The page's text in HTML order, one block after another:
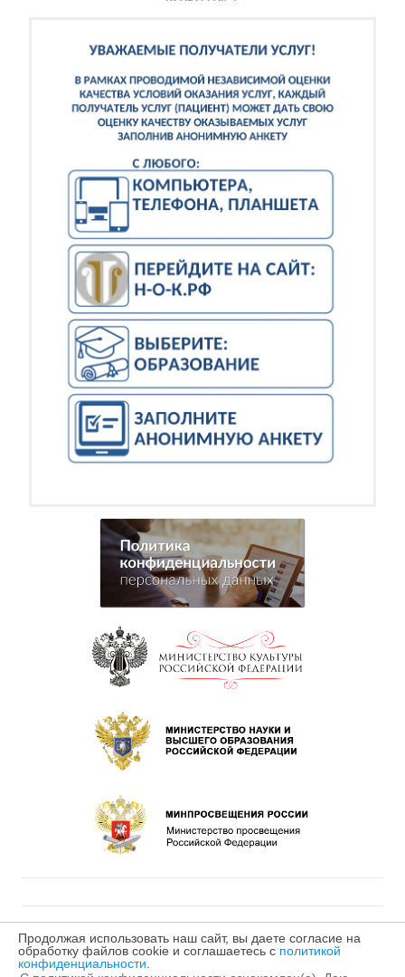
©2025 МБУДО «Детская музыкальная школа № 2»
Продолжая использовать наш сайт, вы даете согласие на
обработку файлов cookie и соглашаетесь с политикой
конфиденциальности